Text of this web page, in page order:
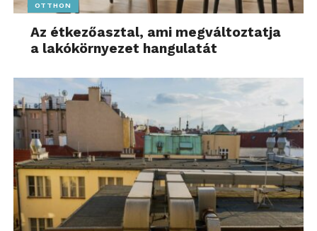
OTTHON
Az étkezőasztal, ami megváltoztatja
a lakókörnyezet hangulatát